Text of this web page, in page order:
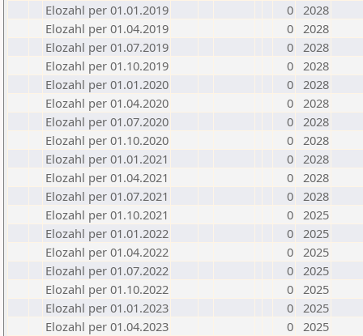
Elozahl per 01.01.2019
0 2028
Elozahl per 01.04.2019
0 2028
Elozahl per 01.07.2019
0 2028
Elozahl per 01.10.2019
0 2028
Elozahl per 01.01.2020
0 2028
Elozahl per 01.04.2020
0 2028
Elozahl per 01.07.2020
0 2028
Elozahl per 01.10.2020
0 2028
Elozahl per 01.01.2021
0 2028
Elozahl per 01.04.2021
0 2028
Elozahl per 01.07.2021
0 2028
Elozahl per 01.10.2021
0 2025
Elozahl per 01.01.2022
0 2025
Elozahl per 01.04.2022
0 2025
Elozahl per 01.07.2022
0 2025
Elozahl per 01.10.2022
0 2025
Elozahl per 01.01.2023
0 2025
Elozahl per 01.04.2023
0 2025